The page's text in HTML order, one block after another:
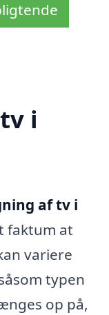
i
af tv i
faktum at
variere
typen
op på,